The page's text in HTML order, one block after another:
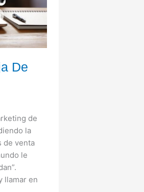
De
de
la
de venta
le
llamar en